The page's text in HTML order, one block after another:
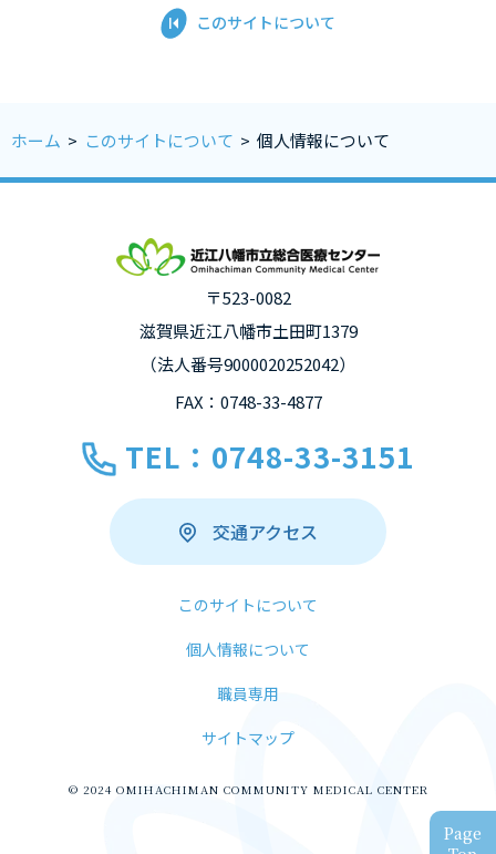
このサイトについて
ホーム > このサイトについて > 個人情報について
〒523-0082
滋賀県近江八幡市土田町1379
（法人番号9000020252042）
FAX：0748-33-4877
TEL：0748-33-3151
交通アクセス
このサイトについて
個人情報について
職員専用
サイトマップ
© 2024 OMIHACHIMAN COMMUNITY MEDICAL CENTER
Page